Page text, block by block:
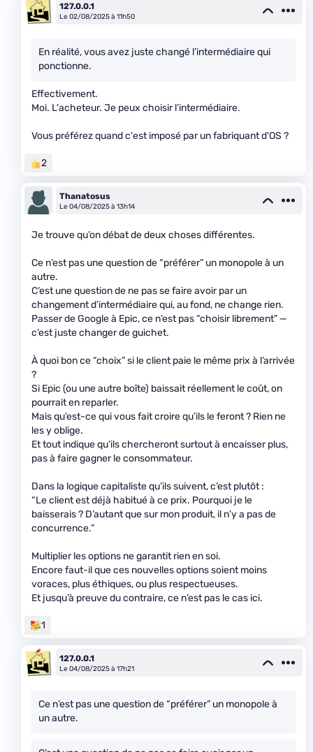
127.0.0.1
Le 02/08/2025 à 11h50
En réalité, vous avez juste changé l’intermédiaire qui
ponctionne.
Effectivement.
Moi. L'acheteur. Je peux choisir l’intermédiaire.
Vous préférez quand c'est imposé par un fabriquant d'OS ?
2
Thanatosus
Le 04/08/2025 à 13h14
Je trouve qu’on débat de deux choses différentes.
Ce n’est pas une question de “préférer” un monopole à un
autre.
C’est une question de ne pas se faire avoir par un
changement d’intermédiaire qui, au fond, ne change rien.
Passer de Google à Epic, ce n’est pas “choisir librement” —
c’est juste changer de guichet.
À quoi bon ce “choix” si le client paie le même prix à l’arrivée
?
Si Epic (ou une autre boîte) baissait réellement le coût, on
pourrait en reparler.
Mais qu’est-ce qui vous fait croire qu’ils le feront ? Rien ne
les y oblige.
Et tout indique qu’ils chercheront surtout à encaisser plus,
pas à faire gagner le consommateur.
Dans la logique capitaliste qu’ils suivent, c’est plutôt :
“Le client est déjà habitué à ce prix. Pourquoi je le
baisserais ? D’autant que sur mon produit, il n’y a pas de
concurrence.”
Multiplier les options ne garantit rien en soi.
Encore faut-il que ces nouvelles options soient moins
voraces, plus éthiques, ou plus respectueuses.
Et jusqu’à preuve du contraire, ce n’est pas le cas ici.
1
127.0.0.1
Le 04/08/2025 à 17h21
Ce n’est pas une question de “préférer” un monopole à
un autre.